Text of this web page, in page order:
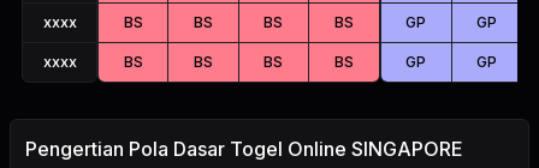
xxxx
xxxx
BS BS BS BS
BS BS BS BS
GP GP
GP GP
Pengertian Pola Dasar Togel Online SINGAPORE